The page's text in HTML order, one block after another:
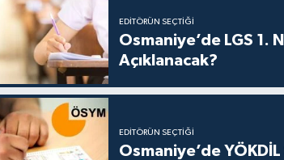
EDITÖRÜN SEÇTIĞI
Osmaniye’de LGS 1.
Açıklanacak?
EDITÖRÜN SEÇTIĞI
Osmaniye’de